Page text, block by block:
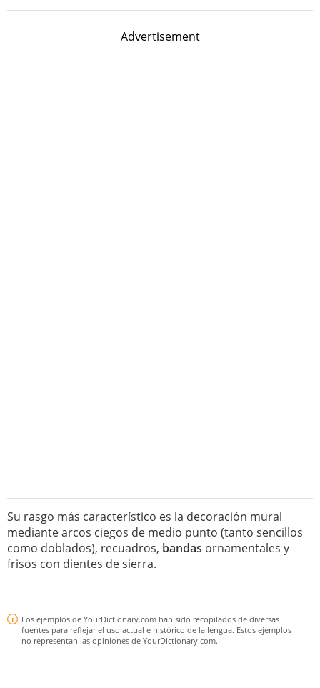
Advertisement
Su rasgo más característico es la decoración mural
mediante arcos ciegos de medio punto (tanto sencillos
como doblados), recuadros, bandas ornamentales y
frisos con dientes de sierra.
Los ejemplos de YourDictionary.com han sido recopilados de diversas
fuentes para reflejar el uso actual e histórico de la lengua. Estos ejemplos
no representan las opiniones de YourDictionary.com.